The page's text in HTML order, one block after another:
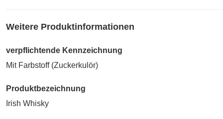
Weitere Produktinformationen
verpflichtende Kennzeichnung
Mit Farbstoff (Zuckerkulör)
Produktbezeichnung
Irish Whisky